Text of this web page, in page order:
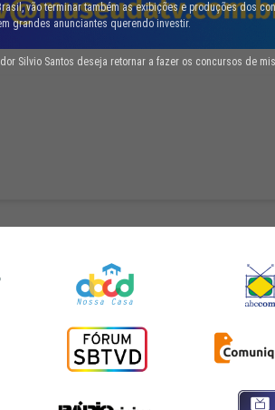
vão terminar também as exibições e produções dos
grandes anunciantes querendo investir.
Silvio Santos deseja retornar a fazer os concursos de